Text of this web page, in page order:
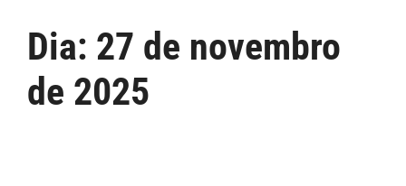
Dia: 27 de novembro
de 2025